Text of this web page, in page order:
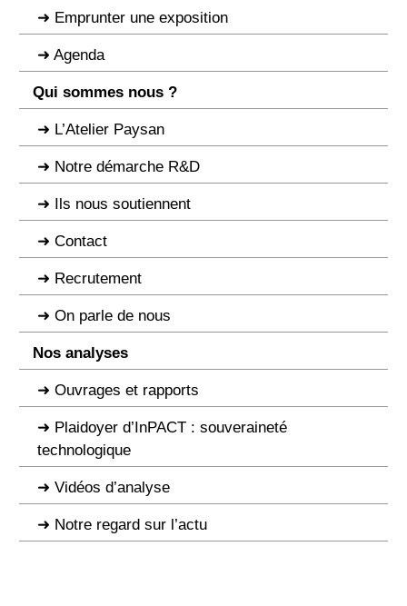
Emprunter une exposition
Agenda
Qui sommes nous ?
L’Atelier Paysan
Notre démarche R&D
Ils nous soutiennent
Contact
Recrutement
On parle de nous
Nos analyses
Ouvrages et rapports
Plaidoyer d’InPACT : souveraineté
technologique
Vidéos d’analyse
Notre regard sur l’actu